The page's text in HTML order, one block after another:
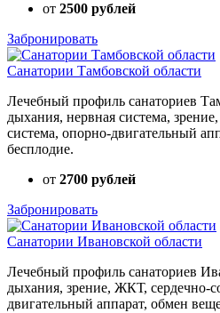
от 2500 рублей
Забронировать
Санатории Тамбовской области
Лечебный профиль санаториев
дыхания, нервная система,
система, опорно-двигательный
бесплодие.
от 2700 рублей
Забронировать
Санатории Ивановской области
Лечебный профиль санаториев
дыхания, зрение, ЖКТ, сердечно-
двигательный аппарат, обмен